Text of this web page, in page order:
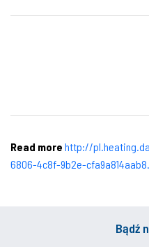
Read more http://
6806-4c8f-9b2e-
Bądź